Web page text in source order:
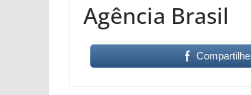
Agência Brasil
Compartilhe